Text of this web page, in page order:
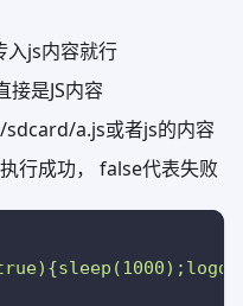
入js内容就行
是JS内容
a.js或者js的内容
行成功， false代表失败